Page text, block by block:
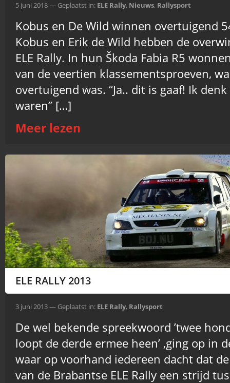
5 juni 2018 — Geplaatst in: ELE Rally, Nieuws, Rallysport
Kobus en De Wild winnen overtuigend
Kobus en Erik de Wild hebben de
ELE Rally. In hun Škoda Fabia R5
van de veertien klassementsproeven,
overtuigend was. “Ja.. dit is gaaf! Ik
waren” […]
Meer lezen
ELE RALLY 2013
3 juni 2013 — Geplaatst in: ELE Rally, Rallysport
De wel bekende spreekwoord ’twee
loopt de derde ermee heen’ ,ging op in
waar op voorhand iedereen dacht dat
van de Brabantse ELE Rally een strijd